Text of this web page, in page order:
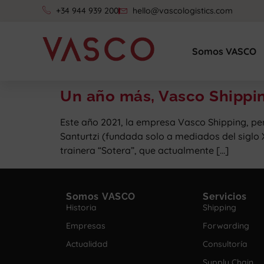
+34 944 939 200 hello@vascologistics.com
Somos VASCO
Un año más, Vasco
Este año 2021, la empresa Vasco Shipping,
Santurtzi (fundada solo a mediados del siglo
trainera “Sotera”, que actualmente […]
Somos VASCO
Historia
Empresas
Actualidad
Servicios
Shipping
Forwarding
Consultoría